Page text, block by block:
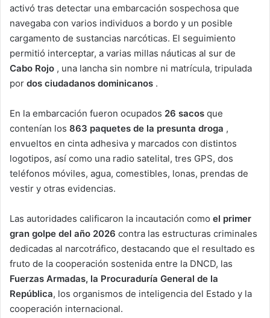
activó tras detectar una embarcación sospechosa que
navegaba con varios individuos a bordo y un posible
cargamento de sustancias narcóticas. El seguimiento
permitió interceptar, a varias millas náuticas al sur de
Cabo Rojo , una lancha sin nombre ni matrícula, tripulada
por dos ciudadanos dominicanos .
En la embarcación fueron ocupados 26 sacos que
contenían los 863 paquetes de la presunta droga ,
envueltos en cinta adhesiva y marcados con distintos
logotipos, así como una radio satelital, tres GPS, dos
teléfonos móviles, agua, comestibles, lonas, prendas de
vestir y otras evidencias.
Las autoridades calificaron la incautación como el primer
gran golpe del año 2026 contra las estructuras criminales
dedicadas al narcotráfico, destacando que el resultado es
fruto de la cooperación sostenida entre la DNCD, las
Fuerzas Armadas, la Procuraduría General de la
República, los organismos de inteligencia del Estado y la
cooperación internacional.